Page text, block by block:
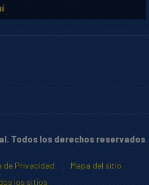
Todos los derechos reservados
de Privacidad
Mapa del sitio
los sitios